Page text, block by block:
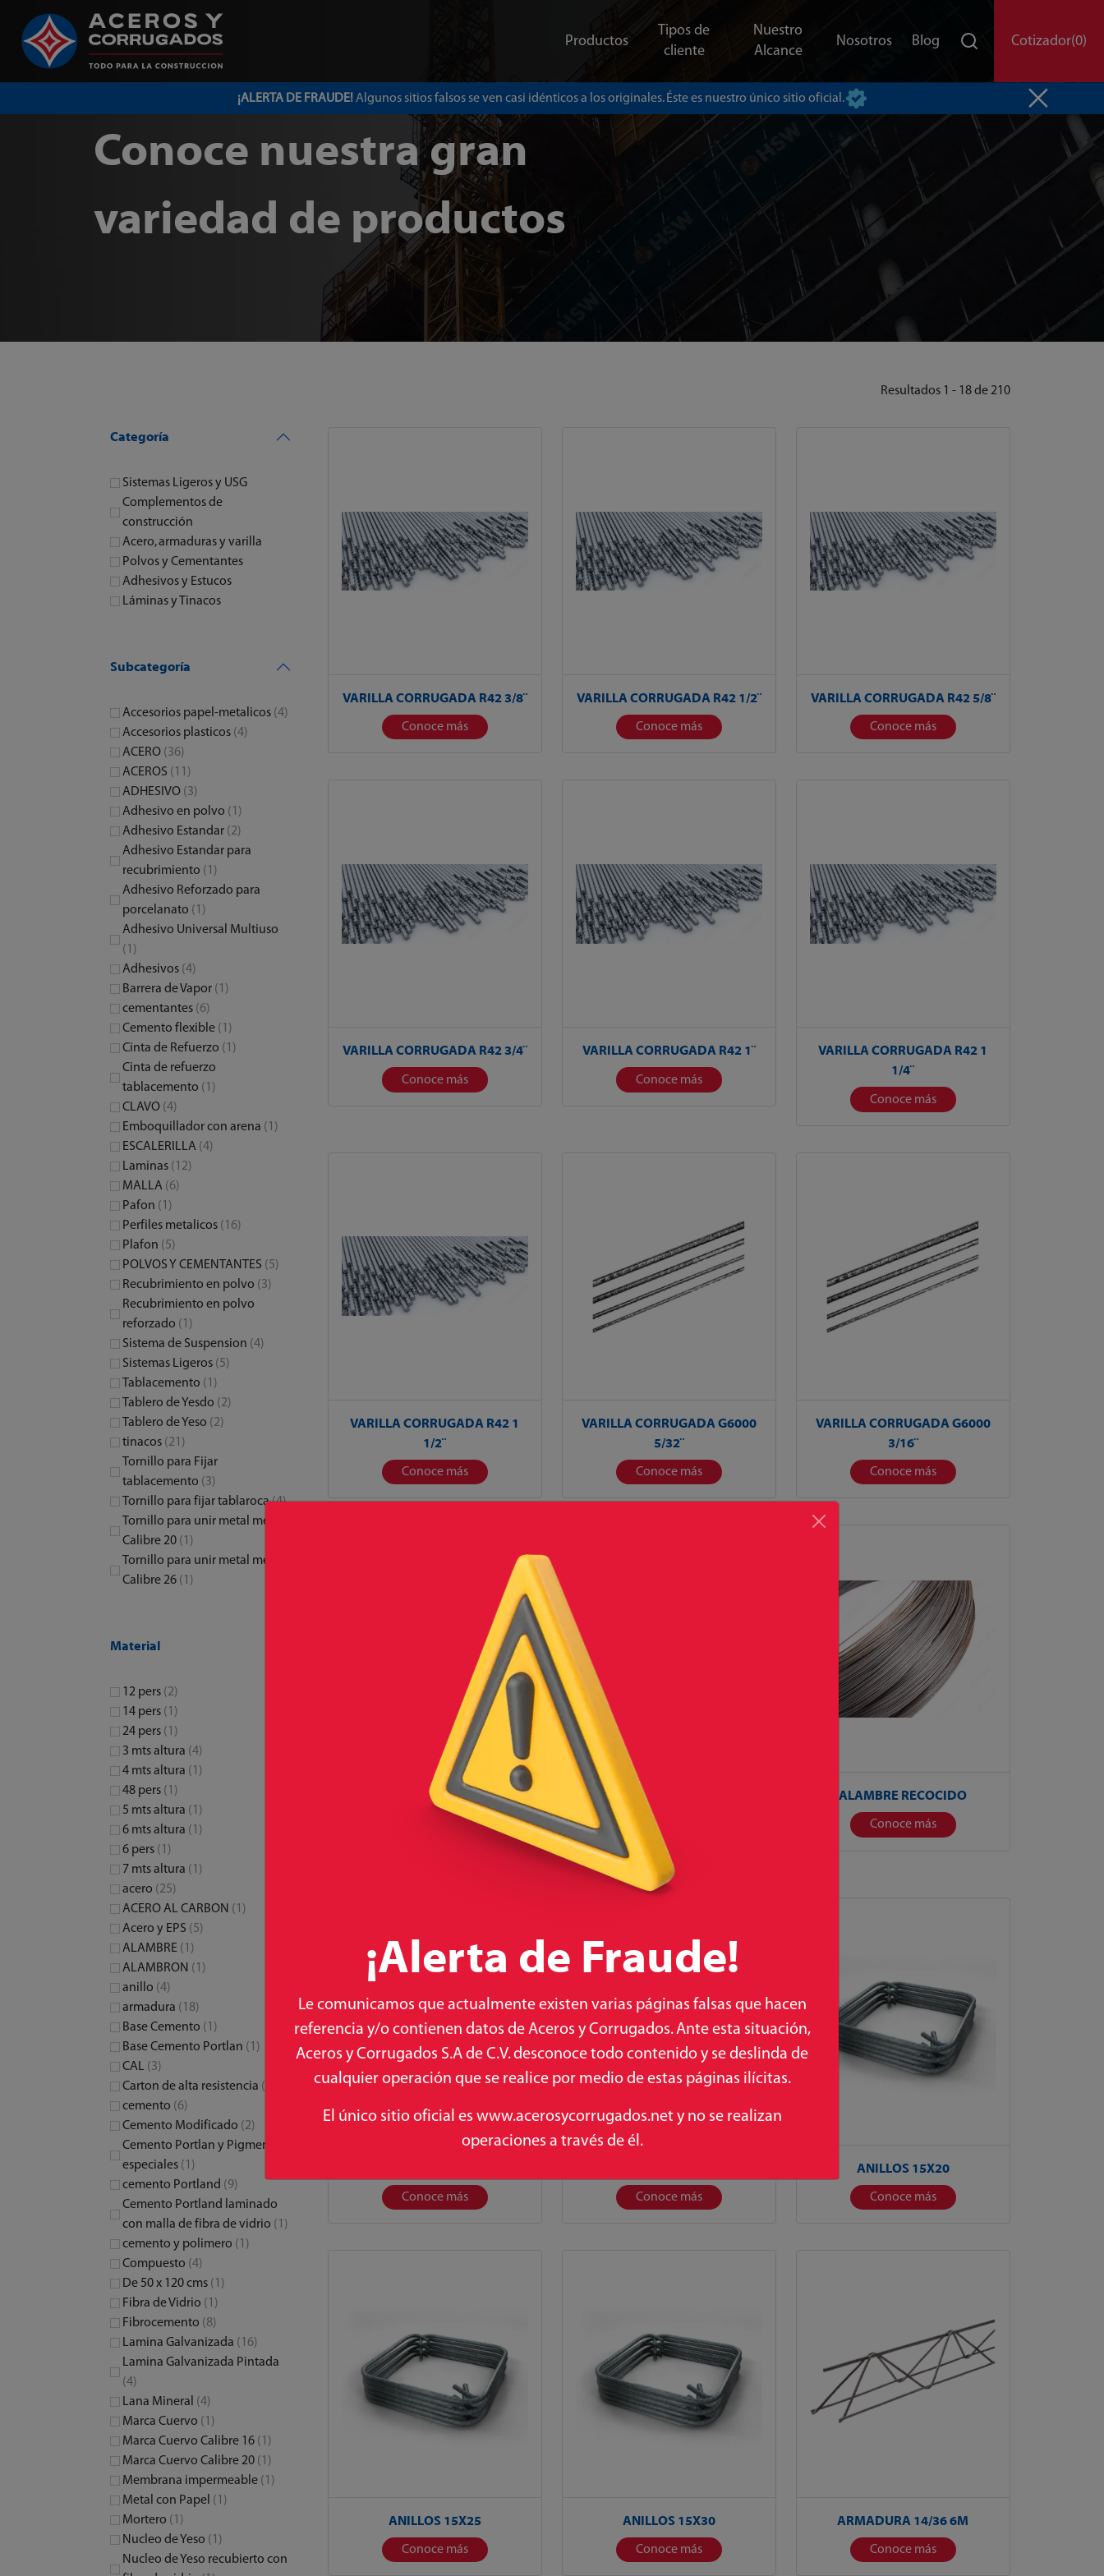
Productos
Tipos de
cliente
Nuestro
Alcance
Nosotros Blog Cotizador(0)
¡ALERTA DE FRAUDE!Algunos sitios falsos se ven casi idénticos a los originales. Éste es nuestro único sitio oficial.
Conoce nuestra gran
variedad de productos
Resultados 1 - 18 de 210
Categoría
Sistemas Ligeros y USG
Complementos de
construcción
Acero, armaduras y varilla
Polvos y Cementantes
Adhesivos y Estucos
Láminas y Tinacos
Subcategoría
Accesorios papel-metalicos (4)
Accesorios plasticos (4)
ACERO (36)
ACEROS (11)
ADHESIVO (3)
Adhesivo en polvo (1)
Adhesivo Estandar (2)
Adhesivo Estandar para
recubrimiento (1)
Adhesivo Reforzado para
porcelanato (1)
Adhesivo Universal Multiuso
(1)
Adhesivos (4)
Barrera de Vapor (1)
cementantes (6)
Cemento flexible (1)
Cinta de Refuerzo (1)
Cinta de refuerzo
tablacemento (1)
CLAVO (4)
Emboquillador con arena (1)
ESCALERILLA (4)
Laminas (12)
MALLA (6)
Pafon (1)
Perfiles metalicos (16)
Plafon (5)
POLVOS Y CEMENTANTES (5)
Recubrimiento en polvo (3)
Recubrimiento en polvo
reforzado (1)
Sistema de Suspension (4)
Sistemas Ligeros (5)
Tablacemento (1)
Tablero de Yesdo (2)
Tablero de Yeso (2)
tinacos (21)
Tornillo para Fijar
tablacemento (3)
Tornillo para fijar tablaroca(4)
Tornillo para unir metal metal
Calibre 20 (1)
Tornillo para unir metal metal
Calibre 26 (1)
Material
12 pers (2)
14 pers (1)
24 pers (1)
3 mts altura (4)
4 mts altura (1)
48 pers (1)
5 mts altura (1)
6 mts altura (1)
6 pers (1)
7 mts altura (1)
acero (25)
ACERO AL CARBON (1)
Acero y EPS (5)
ALAMBRE (1)
ALAMBRON (1)
anillo (4)
armadura (18)
Base Cemento (1)
Base Cemento Portlan (1)
CAL (3)
Carton de alta resistencia (1)
cemento (6)
Cemento Modificado (2)
Cemento Portlan y Pigmentos
especiales (1)
cemento Portland (9)
Cemento Portland laminado
con malla de fibra de vidrio (1)
cemento y polimero (1)
Compuesto (4)
De 50 x 120 cms (1)
Fibra de Vidrio (1)
Fibrocemento (8)
Lamina Galvanizada (16)
Lamina Galvanizada Pintada
(4)
Lana Mineral (4)
Marca Cuervo (1)
Marca Cuervo Calibre 16 (1)
Marca Cuervo Calibre 20 (1)
Membrana impermeable (1)
Metal con Papel (1)
Mortero (1)
Nucleo de Yeso (1)
Nucleo de Yeso recubierto con
VARILLA CORRUGADA R42 3/8¨
Conoce más
VARILLA CORRUGADA R42 1/2¨
Conoce más
VARILLA CORRUGADA R42 5/8¨
Conoce más
VARILLA CORRUGADA R42 3/4¨
Conoce más
VARILLA CORRUGADA R42 1¨
Conoce más
VARILLA CORRUGADA R42 1
1/4¨
Conoce más
VARILLA CORRUGADA R42 1
1/2¨
Conoce más
VARILLA CORRUGADA G6000
5/32¨
Conoce más
VARILLA CORRUGADA G6000
3/16¨
Conoce más
VARILLA CORRUGADA G6000
1/4¨
VARILLA CORRUGADA G6000
5/16¨
Conoce más
ALAMBRE RECOCIDO
Conoce más
Conoce más Conoce más
ANILLOS 15X20
Conoce más
ANILLOS 15X25
Conoce más
ANILLOS 15X30
Conoce más
ARMADURA 14/36 6M
Conoce más
¡Alerta de Fraude!
Le comunicamos que actualmente existen varias páginas falsas que hacen
referencia y/o contienen datos de Aceros y Corrugados. Ante esta situación,
Aceros y Corrugados S.A de C.V. desconoce todo contenido y se deslinda de
cualquier operación que se realice por medio de estas páginas ilícitas.
El único sitio oficial es www.acerosycorrugados.net y no se realizan
operaciones a través de él.